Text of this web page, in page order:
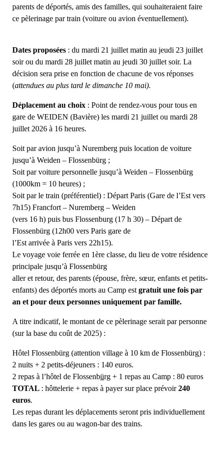
parents de déportés, amis des familles, qui souhaiteraient faire
ce pèlerinage par train (voiture ou avion éventuellement).
Dates proposées : du mardi 21 juillet matin au jeudi 23 juillet
soir ou du mardi 28 juillet matin au jeudi 30 juillet soir. La
décision sera prise en fonction de chacune de vos réponses
(attendues au plus tard le dimanche 10 mai).
Déplacement au choix : Point de rendez-vous pour tous en
gare de WEIDEN (Bavière) les mardi 21 juillet ou mardi 28
juillet 2026 à 16 heures.
Soit par avion jusqu’à Nuremberg puis location de voiture
jusqu’à Weiden – Flossenbürg ;
Soit par voiture personnelle jusqu’à Weiden – Flossenbürg
(1000km = 10 heures) ;
Soit par le train (préférentiel) : Départ Paris (Gare de l’Est vers
7h15) Francfort – Nuremberg – Weiden
(vers 16 h) puis bus Flossenburg (17 h 30) – Départ de
Flossenbürg (12h00 vers Paris gare de
l’Est arrivée à Paris vers 22h15).
Le voyage voie ferrée en 1ère classe, du lieu de votre résidence
principale jusqu’à Flossenbürg
aller et retour, des parents (épouse, frère, sœur, enfants et petits-
enfants) des déportés morts au Camp est gratuit une fois par
an et pour deux personnes uniquement par famille.
A titre indicatif, le montant de ce pèlerinage serait par personne
(sur la base du coût de 2025) :
Hôtel Flossenbürg (attention village à 10 km de Flossenbürg) :
2 nuits + 2 petits-déjeuners : 140 euros.
2 repas à l’hôtel de Flossenbürg + 1 repas au Camp : 80 euros
TOTAL : hôttelerie + repas à payer sur place prévoir240
euros.
Les repas durant les déplacements seront pris individuellement
dans les gares ou au wagon-bar des trains.